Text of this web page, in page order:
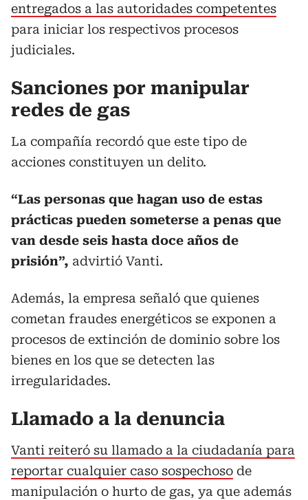
entregados a las autoridades competentes
para iniciar los respectivos procesos
judiciales.
Sanciones por manipular
redes de gas
La compañía recordó que este tipo de
acciones constituyen un delito.
“Las personas que hagan uso de estas
prácticas pueden someterse a penas que
van desde seis hasta doce años de
prisión”, advirtió Vanti.
Además, la empresa señaló que quienes
cometan fraudes energéticos se exponen a
procesos de extinción de dominio sobre los
bienes en los que se detecten las
irregularidades.
Llamado a la denuncia
Vanti reiteró su llamado a la ciudadanía para
reportar cualquier caso sospechoso de
manipulación o hurto de gas, ya que además